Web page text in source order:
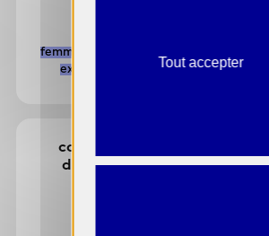
femmes photographes
exposées : 1 / 2
commissaires
d'exposition
Tout accepter